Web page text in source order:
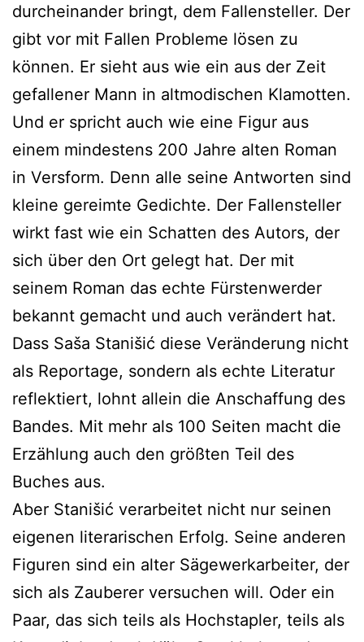
durcheinander bringt, dem Fallensteller. Der
gibt vor mit Fallen Probleme lösen zu
können. Er sieht aus wie ein aus der Zeit
gefallener Mann in altmodischen Klamotten.
Und er spricht auch wie eine Figur aus
einem mindestens 200 Jahre alten Roman
in Versform. Denn alle seine Antworten sind
kleine gereimte Gedichte. Der Fallensteller
wirkt fast wie ein Schatten des Autors, der
sich über den Ort gelegt hat. Der mit
seinem Roman das echte Fürstenwerder
bekannt gemacht und auch verändert hat.
Dass Saša Stanišić diese Veränderung nicht
als Reportage, sondern als echte Literatur
reflektiert, lohnt allein die Anschaffung des
Bandes. Mit mehr als 100 Seiten macht die
Erzählung auch den größten Teil des
Buches aus.
Aber Stanišić verarbeitet nicht nur seinen
eigenen literarischen Erfolg. Seine anderen
Figuren sind ein alter Sägewerkarbeiter, der
sich als Zauberer versuchen will. Oder ein
Paar, das sich teils als Hochstapler, teils als